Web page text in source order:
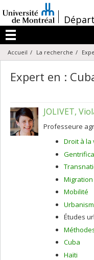
au
contenu
/
Menu
Accueil La recherche
Expert en :
JOLIVET,
Professeure
Droit à la
Migration
Mobilité
Études
Cuba
Haïti